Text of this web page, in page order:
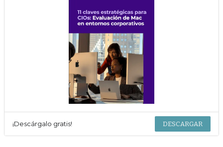
¡Descárgalo gratis! DESCARGAR